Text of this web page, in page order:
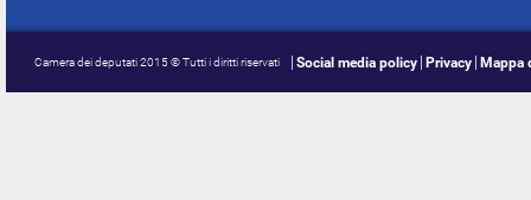
Camera dei deputati 2015 © Tutti i diritti riservati Social media policy Privacy Mappa